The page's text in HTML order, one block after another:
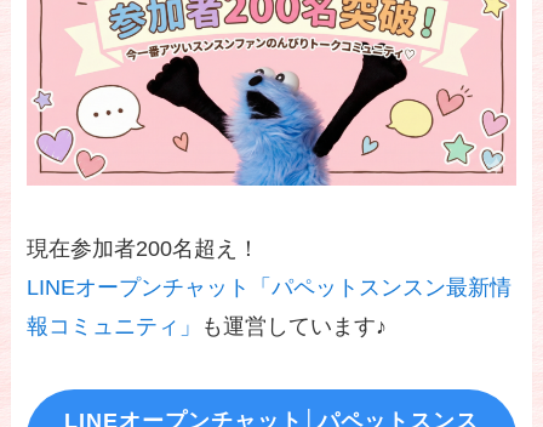
現在参加者200名超え！
LINEオープンチャット「パペットスンスン最新情
報コミュニティ」
も運営しています♪
LINEオープンチャット│パペットスンス